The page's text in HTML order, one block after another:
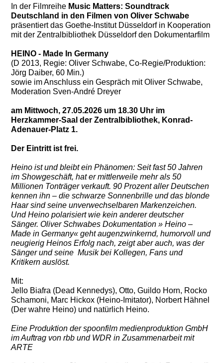
In der Filmreihe Music Matters: Soundtrack
Deutschland in den Filmen von Oliver Schwabe
präsentiert das Goethe-Institut Düsseldorf in Kooperation
mit der Zentralbibliothek Düsseldorf den Dokumentarfilm
HEINO - Made In Germany
(D 2013, Regie: Oliver Schwabe, Co-Regie/Produktion:
Jörg Daiber, 60 Min.)
sowie im Anschluss ein Gespräch mit Oliver Schwabe,
Moderation Sven-André Dreyer
am Mittwoch, 27.05.2026 um 18.30 Uhr im
Herzkammer-Saal der Zentralbibliothek, Konrad-
Adenauer-Platz 1.
Der Eintritt ist frei.
Heino ist und bleibt ein Phänomen: Seit fast 50 Jahren
im Showgeschäft,hat er mittlerweile mehr als 50
Millionen Tonträger verkauft. 90 Prozentaller Deutschen
kennen ihn – die schwarze Sonnenbrille und das blonde
Haar sind seine unverwechselbaren Markenzeichen.
Und Heino polarisiertwie kein anderer deutscher
Sänger.Oliver Schwabes Dokumentation » Heino –
Made in Germany« geht augenzwinkernd,humorvoll und
neugierig Heinos Erfolg nach, zeigt aber auch, was der
Sänger und seineMusik bei Kollegen, Fans und
Kritikern auslöst.
Mit:
Jello Biafra (Dead Kennedys), Otto, Guildo Horn, Rocko
Schamoni, Marc Hickox (Heino-Imitator), Norbert Hähnel
(Der wahre Heino) und natürlich Heino.
Eine Produktion der spoonfilm medienproduktion GmbH
im Auftrag von rbb und WDR in Zusammenarbeit mit
ARTE